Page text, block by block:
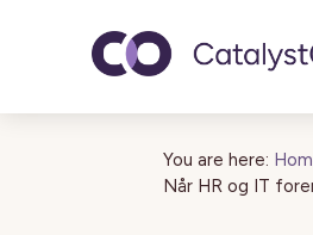
You are here:
Når HR og IT